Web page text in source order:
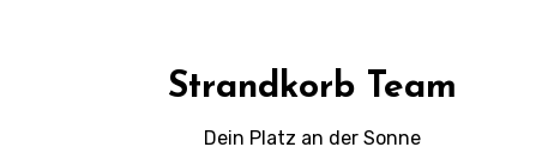
Strandkorb Team
Dein Platz an der Sonne